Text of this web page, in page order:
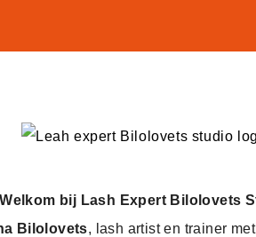
Welkom bij Lash Expert Bilolovets
Bilolovets, lash artist en trainer met